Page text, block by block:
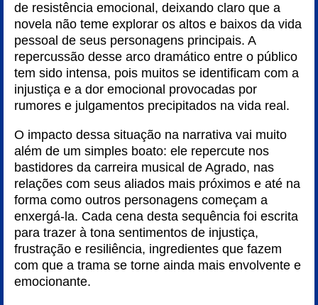
de resistência emocional, deixando claro que a
novela não teme explorar os altos e baixos da vida
pessoal de seus personagens principais. A
repercussão desse arco dramático entre o público
tem sido intensa, pois muitos se identificam com a
injustiça e a dor emocional provocadas por
rumores e julgamentos precipitados na vida real.
O impacto dessa situação na narrativa vai muito
além de um simples boato: ele repercute nos
bastidores da carreira musical de Agrado, nas
relações com seus aliados mais próximos e até na
forma como outros personagens começam a
enxergá-la. Cada cena desta sequência foi escrita
para trazer à tona sentimentos de injustiça,
frustração e resiliência, ingredientes que fazem
com que a trama se torne ainda mais envolvente e
emocionante.